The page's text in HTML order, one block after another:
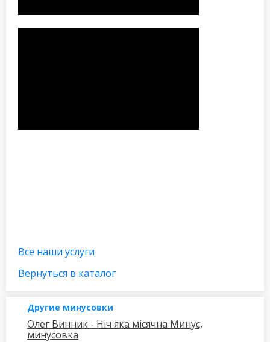
Все наши услуги
Вернуться в каталог
Другие минусовки
Олег Винник - Ніч яка місячна Минус,
минусовка